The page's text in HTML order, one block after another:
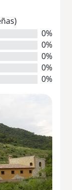
0%
0%
0%
0%
0%